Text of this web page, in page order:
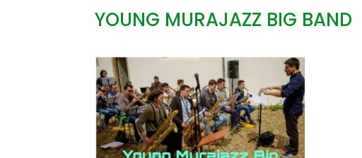
YOUNG MURAJAZZ BIG BAND